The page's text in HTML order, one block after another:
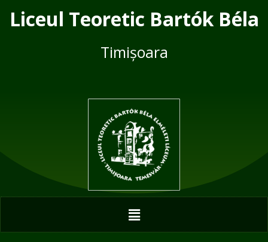
Liceul Teoretic Bartók Béla
Timișoara
Menu